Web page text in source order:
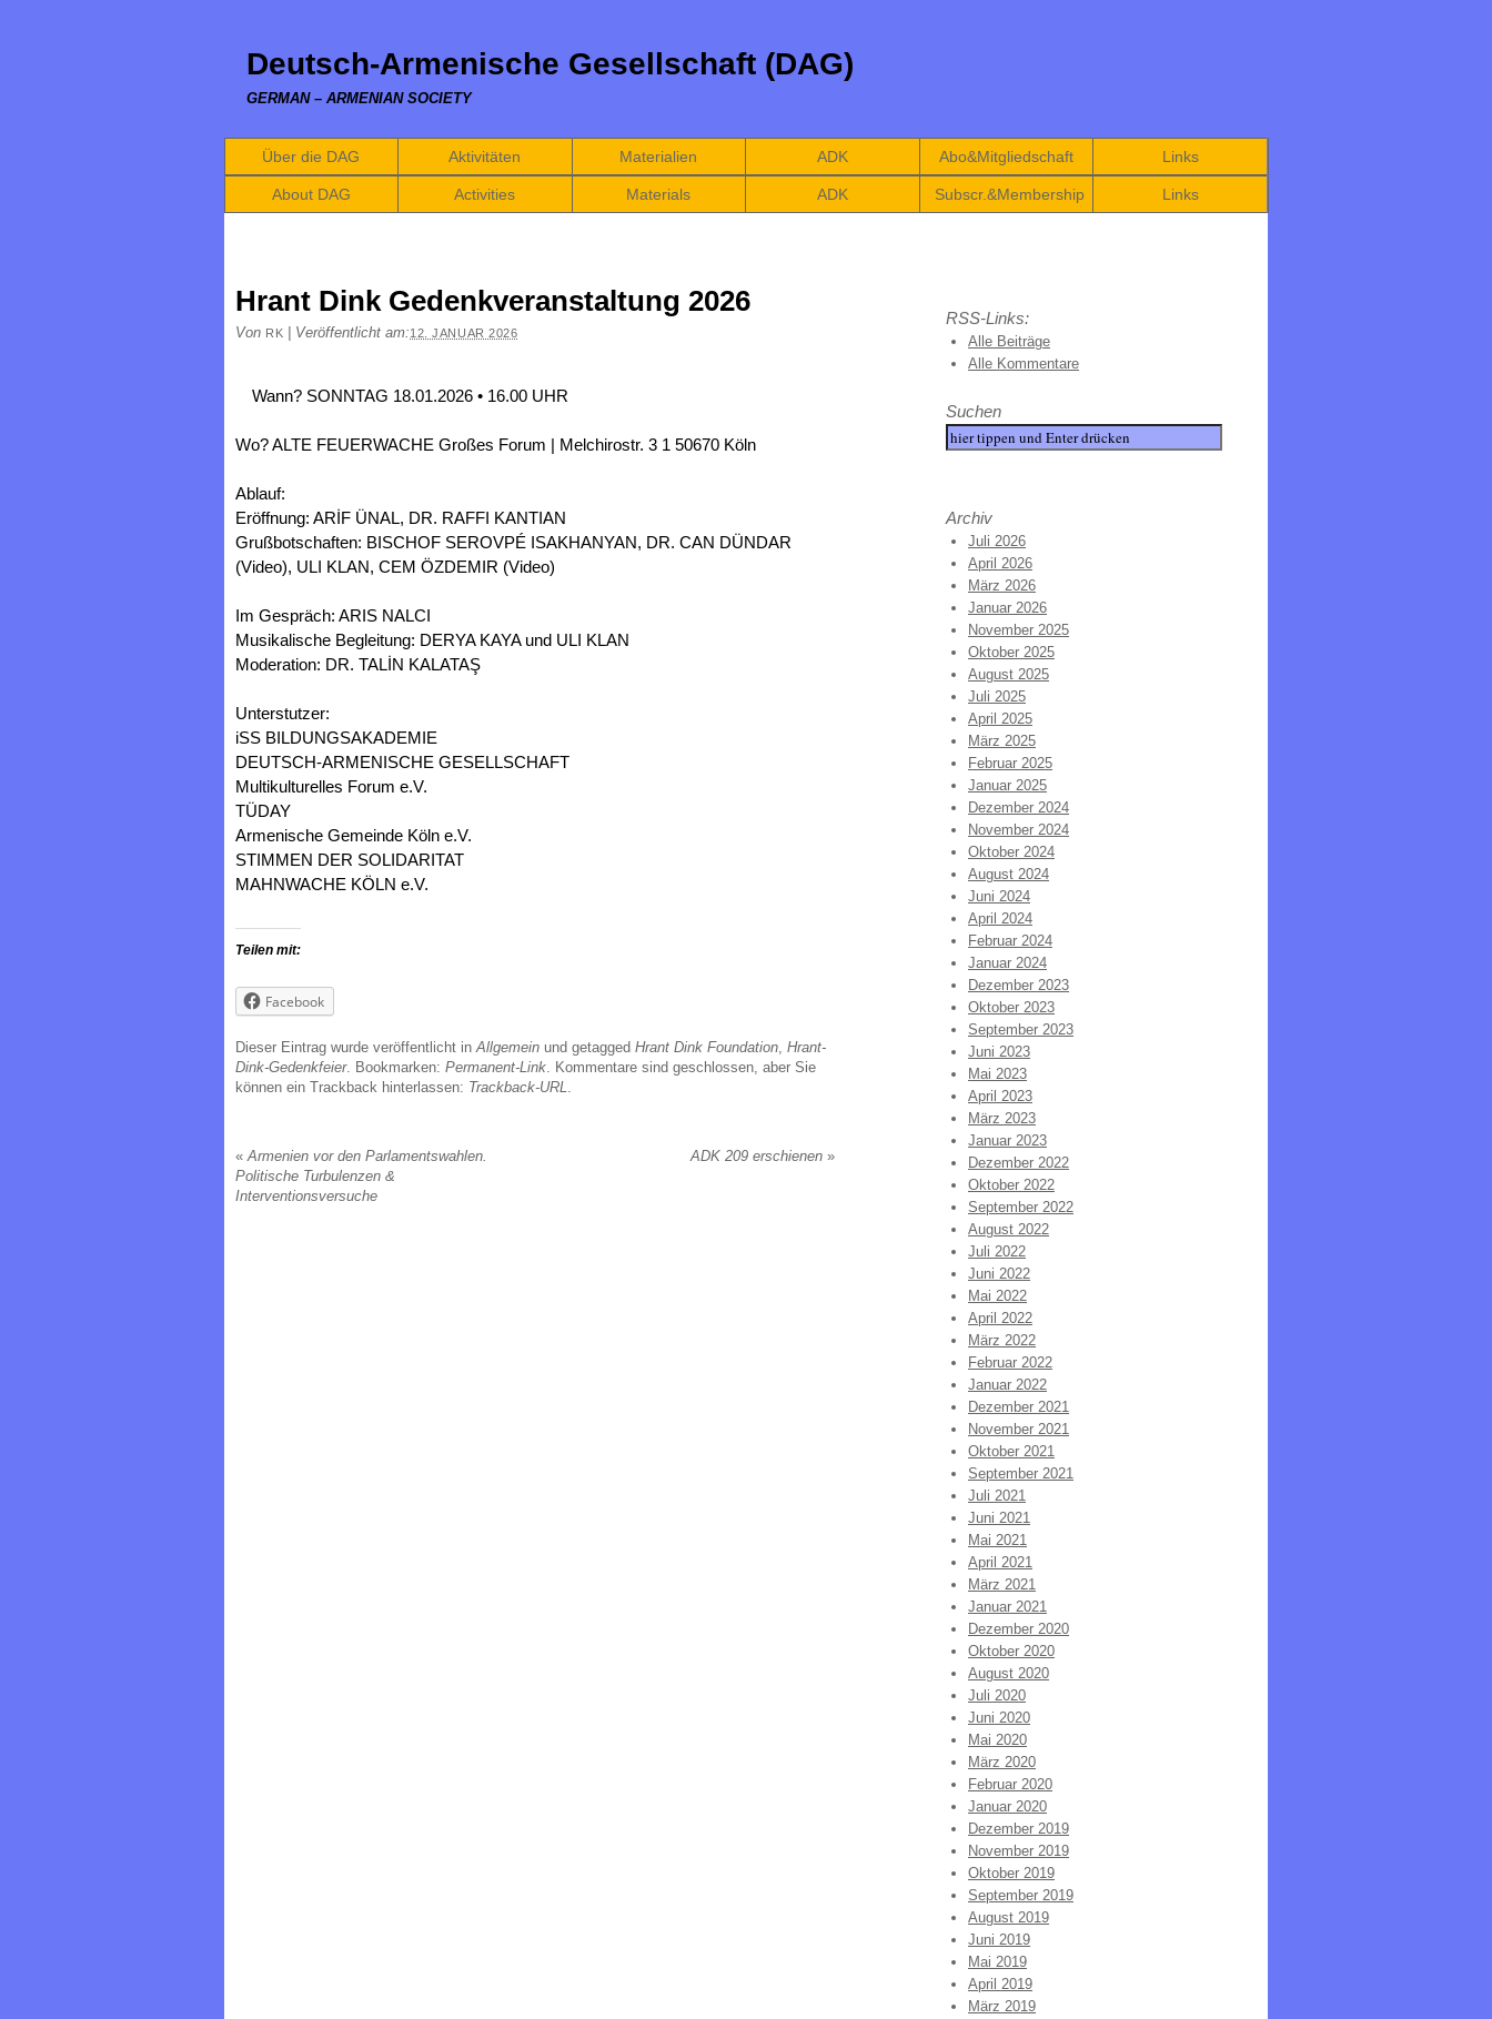
Deutsch-Armenische Gesellschaft (DAG)
GERMAN – ARMENIAN SOCIETY
Über die DAG Aktivitäten Materialien ADK Abo&Mitgliedschaft Links
About DAG Activities Materials ADK Subscr.&Membership Links
Hrant Dink Gedenkveranstaltung 2026
Von RK Veröffentlicht am:12. JANUAR 2026
Wann? SONNTAG 18.01.2026 • 16.00 UHR
Wo? ALTE FEUERWACHE Großes Forum | Melchirostr. 3 1 50670 Köln
Ablauf:
Eröffnung: ARİF ÜNAL, DR. RAFFI KANTIAN
Grußbotschaften: BISCHOF SEROVPÉ ISAKHANYAN, DR. CAN DÜNDAR
(Video), ULI KLAN, CEM ÖZDEMIR (Video)
Im Gespräch: ARIS NALCI
Musikalische Begleitung: DERYA KAYA und ULI KLAN
Moderation: DR. TALİN KALATAŞ
Unterstutzer:
iSS BILDUNGSAKADEMIE
DEUTSCH-ARMENISCHE GESELLSCHAFT
Multikulturelles Forum e.V.
TÜDAY
Armenische Gemeinde Köln e.V.
STIMMEN DER SOLIDARITAT
MAHNWACHE KÖLN e.V.
Teilen mit:
Facebook
Dieser Eintrag wurde veröffentlicht inAllgemein und getagged Hrant Dink Foundation, Hrant-
Dink-Gedenkfeier. Bookmarken: Permanent-Link. Kommentare sind geschlossen, aber Sie
können ein Trackback hinterlassen: Trackback-URL.
« Armenien vor den Parlamentswahlen.
Politische Turbulenzen &
Interventionsversuche
ADK 209 erschienen »
RSS-Links:
Alle Beiträge
Alle Kommentare
Suchen
Archiv
Juli 2026
April 2026
März 2026
Januar 2026
November 2025
Oktober 2025
August 2025
Juli 2025
April 2025
März 2025
Februar 2025
Januar 2025
Dezember 2024
November 2024
Oktober 2024
August 2024
Juni 2024
April 2024
Februar 2024
Januar 2024
Dezember 2023
Oktober 2023
September 2023
Juni 2023
Mai 2023
April 2023
März 2023
Januar 2023
Dezember 2022
Oktober 2022
September 2022
August 2022
Juli 2022
Juni 2022
Mai 2022
April 2022
März 2022
Februar 2022
Januar 2022
Dezember 2021
November 2021
Oktober 2021
September 2021
Juli 2021
Juni 2021
Mai 2021
April 2021
März 2021
Januar 2021
Dezember 2020
Oktober 2020
August 2020
Juli 2020
Juni 2020
Mai 2020
März 2020
Februar 2020
Januar 2020
Dezember 2019
November 2019
Oktober 2019
September 2019
August 2019
Juni 2019
Mai 2019
April 2019
März 2019